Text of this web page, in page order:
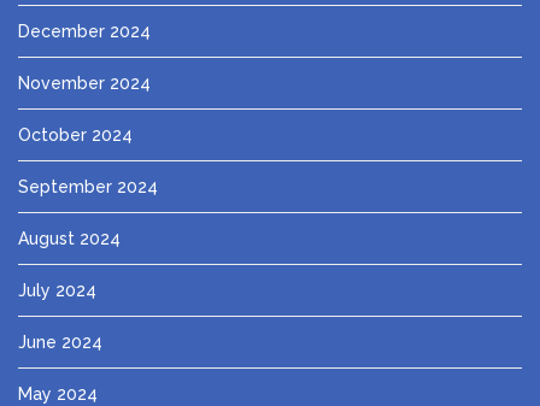
December 2024
November 2024
October 2024
September 2024
August 2024
July 2024
June 2024
May 2024